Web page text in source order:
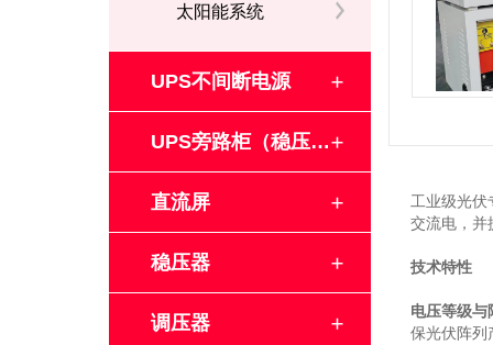
太阳能系统
UPS不间断电源
UPS旁路柜（稳压隔离柜）
直流屏
稳压器
调压器
工业级光伏
交流电，并
技术特性
电压等级与
保光伏阵列